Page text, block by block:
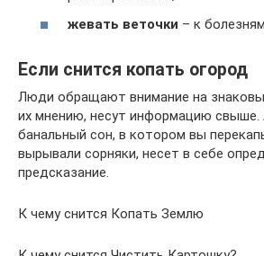
жевать веточки – к
Если снится копать огород
Люди обращают внимание на
их мнению, несут информацию
банальный сон, в котором вы
вырывали сорняки, несет в себе
предсказание.
К чему снится Копать Землю